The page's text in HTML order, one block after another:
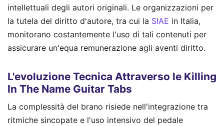
intellettuali degli autori originali. Le organizzazioni per
la tutela del diritto d'autore, tra cui la SIAE in Italia,
monitorano costantemente l'uso di tali contenuti per
assicurare un'equa remunerazione agli aventi diritto.
L'evoluzione Tecnica Attraverso le Killing
In The Name Guitar Tabs
La complessità del brano risiede nell'integrazione tra
ritmiche sincopate e l'uso intensivo del pedale